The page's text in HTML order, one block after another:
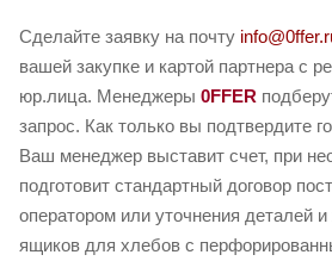
Сделайте заявку на почту
вашей закупке и картой партнера с
юр.лица. Менеджеры 0FFER
запрос. Как только вы подтвердите
Ваш менеджер выставит счет, при
подготовит стандартный договор
оператором или уточнения деталей и
ящиков для хлебов с